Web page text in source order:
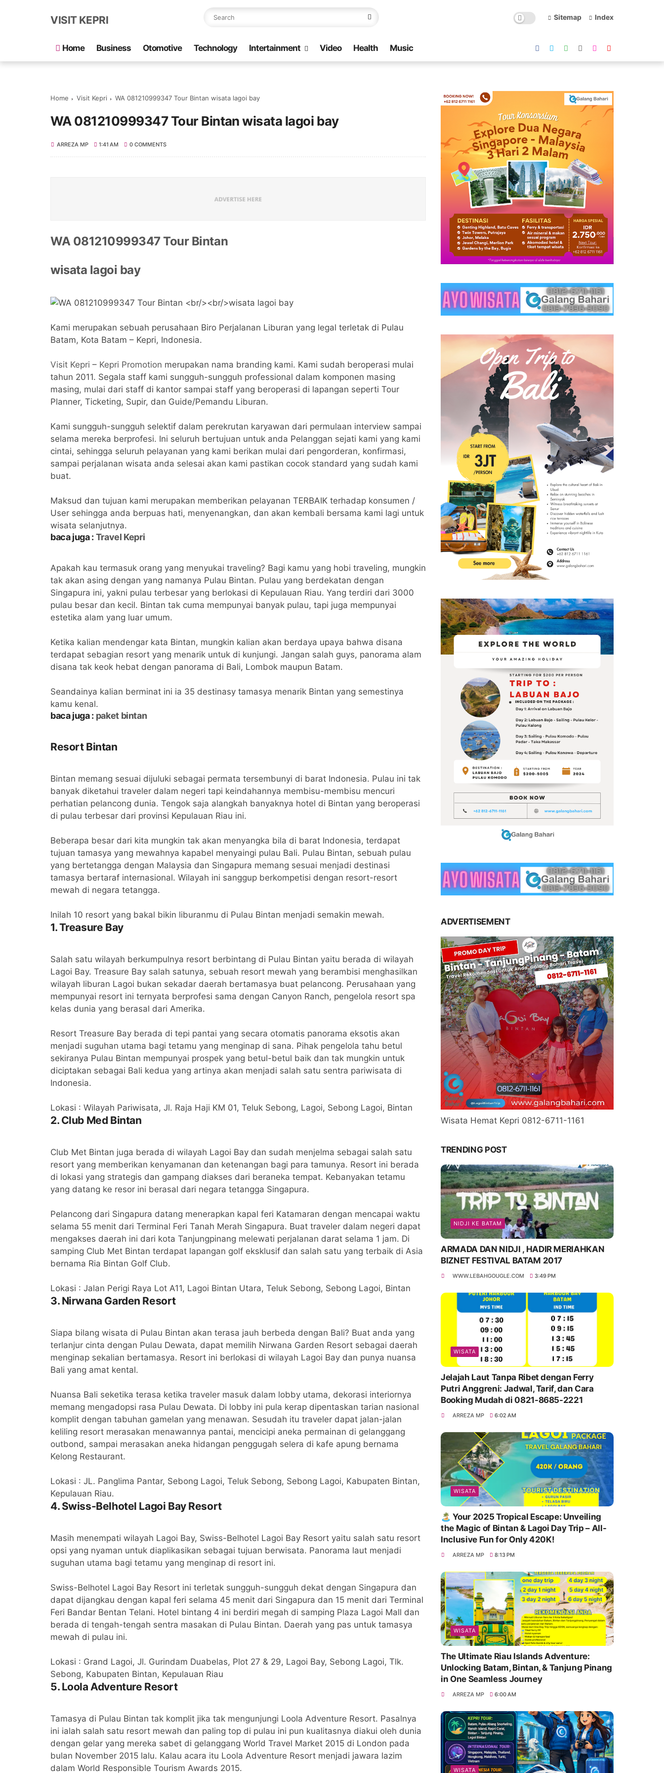
VISIT KEPRI Sitemap Index
Home Business Otomotive Technology Intertainment Video Health Music
Home Visit Kepri WA 081210999347 Tour Bintan wisata lagoi bay
WA 081210999347 Tour Bintan wisata lagoi bay
ARREZA MP 1:41 AM 0 COMMENTS
WA 081210999347 Tour Bintan
wisata lagoi bay
Kami merupakan sebuah perusahaan Biro Perjalanan Liburan yang legal terletak di Pulau
Batam, Kota Batam – Kepri, Indonesia.
Visit Kepri – Kepri Promotion merupakan nama branding kami. Kami sudah beroperasi mulai
tahun 2011. Segala staff kami sungguh-sungguh professional dalam komponen masing
masing, mulai dari staff di kantor sampai staff yang beroperasi di lapangan seperti Tour
Planner, Ticketing, Supir, dan Guide/Pemandu Liburan.
Kami sungguh-sungguh selektif dalam perekrutan karyawan dari permulaan interview sampai
selama mereka berprofesi. Ini seluruh bertujuan untuk anda Pelanggan sejati kami yang kami
cintai, sehingga seluruh pelayanan yang kami berikan mulai dari pengorderan, konfirmasi,
sampai perjalanan wisata anda selesai akan kami pastikan cocok standard yang sudah kami
buat.
Maksud dan tujuan kami merupakan memberikan pelayanan TERBAIK terhadap konsumen /
User sehingga anda berpuas hati, menyenangkan, dan akan kembali bersama kami lagi untuk
wisata selanjutnya.
baca juga : Travel Kepri
Apakah kau termasuk orang yang menyukai traveling? Bagi kamu yang hobi traveling, mungkin
tak akan asing dengan yang namanya Pulau Bintan. Pulau yang berdekatan dengan
Singapura ini, yakni pulau terbesar yang berlokasi di Kepulauan Riau. Yang terdiri dari 3000
pulau besar dan kecil. Bintan tak cuma mempunyai banyak pulau, tapi juga mempunyai
estetika alam yang luar umum.
Ketika kalian mendengar kata Bintan, mungkin kalian akan berdaya upaya bahwa disana
terdapat sebagian resort yang menarik untuk di kunjungi. Jangan salah guys, panorama alam
disana tak keok hebat dengan panorama di Bali, Lombok maupun Batam.
Seandainya kalian berminat ini ia 35 destinasy tamasya menarik Bintan yang semestinya
kamu kenal.
baca juga : paket bintan
Resort Bintan
Bintan memang sesuai dijuluki sebagai permata tersembunyi di barat Indonesia. Pulau ini tak
banyak diketahui traveler dalam negeri tapi keindahannya membisu-membisu mencuri
perhatian pelancong dunia. Tengok saja alangkah banyaknya hotel di Bintan yang beroperasi
di pulau terbesar dari provinsi Kepulauan Riau ini.
Beberapa besar dari kita mungkin tak akan menyangka bila di barat Indonesia, terdapat
tujuan tamasya yang mewahnya kapabel menyaingi pulau Bali. Pulau Bintan, sebuah pulau
yang bertetangga dengan Malaysia dan Singapura memang sesuai menjadi destinasi
tamasya bertaraf internasional. Wilayah ini sanggup berkompetisi dengan resort-resort
mewah di negara tetangga.
Inilah 10 resort yang bakal bikin liburanmu di Pulau Bintan menjadi semakin mewah.
1. Treasure Bay
Salah satu wilayah berkumpulnya resort berbintang di Pulau Bintan yaitu berada di wilayah
Lagoi Bay. Treasure Bay salah satunya, sebuah resort mewah yang berambisi menghasilkan
wilayah liburan Lagoi bukan sekadar daerah bertamasya buat pelancong. Perusahaan yang
mempunyai resort ini ternyata berprofesi sama dengan Canyon Ranch, pengelola resort spa
kelas dunia yang berasal dari Amerika.
Resort Treasure Bay berada di tepi pantai yang secara otomatis panorama eksotis akan
menjadi suguhan utama bagi tetamu yang menginap di sana. Pihak pengelola tahu betul
sekiranya Pulau Bintan mempunyai prospek yang betul-betul baik dan tak mungkin untuk
diciptakan sebagai Bali kedua yang artinya akan menjadi salah satu sentra pariwisata di
Indonesia.
Lokasi : Wilayah Pariwisata, Jl. Raja Haji KM 01, Teluk Sebong, Lagoi, Sebong Lagoi, Bintan
2. Club Med Bintan
Club Met Bintan juga berada di wilayah Lagoi Bay dan sudah menjelma sebagai salah satu
resort yang memberikan kenyamanan dan ketenangan bagi para tamunya. Resort ini berada
di lokasi yang strategis dan gampang diakses dari beraneka tempat. Kebanyakan tetamu
yang datang ke resor ini berasal dari negara tetangga Singapura.
Pelancong dari Singapura datang menerapkan kapal feri Katamaran dengan mencapai waktu
selama 55 menit dari Terminal Feri Tanah Merah Singapura. Buat traveler dalam negeri dapat
mengakses daerah ini dari kota Tanjungpinang melewati perjalanan darat selama 1 jam. Di
samping Club Met Bintan terdapat lapangan golf eksklusif dan salah satu yang terbaik di Asia
bernama Ria Bintan Golf Club.
Lokasi : Jalan Perigi Raya Lot A11, Lagoi Bintan Utara, Teluk Sebong, Sebong Lagoi, Bintan
3. Nirwana Garden Resort
Siapa bilang wisata di Pulau Bintan akan terasa jauh berbeda dengan Bali? Buat anda yang
terlanjur cinta dengan Pulau Dewata, dapat memilih Nirwana Garden Resort sebagai daerah
menginap sekalian bertamasya. Resort ini berlokasi di wilayah Lagoi Bay dan punya nuansa
Bali yang amat kental.
Nuansa Bali seketika terasa ketika traveler masuk dalam lobby utama, dekorasi interiornya
memang mengadopsi rasa Pulau Dewata. Di lobby ini pula kerap dipentaskan tarian nasional
komplit dengan tabuhan gamelan yang menawan. Sesudah itu traveler dapat jalan-jalan
keliling resort merasakan menawannya pantai, mencicipi aneka permainan di gelanggang
outbond, sampai merasakan aneka hidangan penggugah selera di kafe apung bernama
Kelong Restaurant.
Lokasi : JL. Panglima Pantar, Sebong Lagoi, Teluk Sebong, Sebong Lagoi, Kabupaten Bintan,
Kepulauan Riau.
4. Swiss-Belhotel Lagoi Bay Resort
Masih menempati wilayah Lagoi Bay, Swiss-Belhotel Lagoi Bay Resort yaitu salah satu resort
opsi yang nyaman untuk diaplikasikan sebagai tujuan berwisata. Panorama laut menjadi
suguhan utama bagi tetamu yang menginap di resort ini.
Swiss-Belhotel Lagoi Bay Resort ini terletak sungguh-sungguh dekat dengan Singapura dan
dapat dijangkau dengan kapal feri selama 45 menit dari Singapura dan 15 menit dari Terminal
Feri Bandar Bentan Telani. Hotel bintang 4 ini berdiri megah di samping Plaza Lagoi Mall dan
berada di tengah-tengah sentra masakan di Pulau Bintan. Daerah yang pas untuk tamasya
mewah di pulau ini.
Lokasi : Grand Lagoi, Jl. Gurindam Duabelas, Plot 27 & 29, Lagoi Bay, Sebong Lagoi, Tlk.
Sebong, Kabupaten Bintan, Kepulauan Riau
5. Loola Adventure Resort
Tamasya di Pulau Bintan tak komplit jika tak mengunjungi Loola Adventure Resort. Pasalnya
ini ialah salah satu resort mewah dan paling top di pulau ini pun kualitasnya diakui oleh dunia
dengan gelar yang mereka sabet di gelanggang World Travel Market 2015 di London pada
bulan November 2015 lalu. Kalau acara itu Loola Adventure Resort menjadi jawara lazim
dalam World Responsible Tourism Awards 2015.
ADVERTISEMENT
Wisata Hemat Kepri 0812-6711-1161
TRENDING POST
NIDJI KE BATAM
ARMADA DAN NIDJI , HADIR MERIAHKAN
BIZNET FESTIVAL BATAM 2017
WWW.LEBAHGOUGLE.COM 3:49 PM
WISATA
Jelajah Laut Tanpa Ribet dengan Ferry
Putri Anggreni: Jadwal, Tarif, dan Cara
Booking Mudah di 0821-8685-2221
ARREZA MP 6:02 AM
WISATA
🏝️ Your 2025 Tropical Escape: Unveiling
the Magic of Bintan & Lagoi Day Trip – All-
Inclusive Fun for Only 420K!
ARREZA MP 8:13 PM
WISATA
The Ultimate Riau Islands Adventure:
Unlocking Batam, Bintan, & Tanjung Pinang
in One Seamless Journey
ARREZA MP 6:00 AM
WISATA